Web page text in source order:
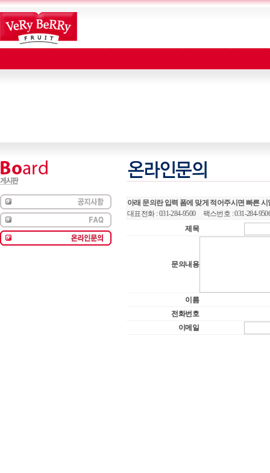
아래 문의란 입력 폼에 맞게 적어주시면 빠른
대표전화 : 031-284-9500 팩스번호 : 031-284-
제목
문의내용
이름
전화번호
이메일